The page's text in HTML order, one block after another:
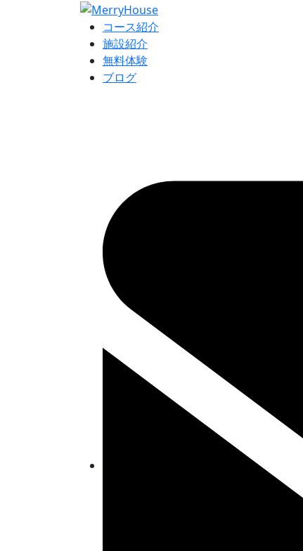
コース紹介
施設紹介
無料体験
ブログ